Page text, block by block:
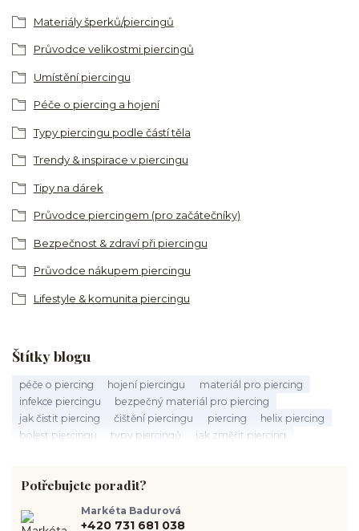
Materiály šperků/piercingů
Průvodce velikostmi piercingů
Umístění piercingu
Péče o piercing a hojení
Typy piercingu podle částí těla
Trendy & inspirace v piercingu
Tipy na dárek
Průvodce piercingem (pro začátečníky)
Bezpečnost & zdraví při piercingu
Průvodce nákupem piercingu
Lifestyle & komunita piercingu
Štítky blogu
péče o piercing hojení piercingu
materiál pro piercing
infekce piercingu
bezpečný materiál pro piercing
jak čistit piercing
čištění piercingu piercing
helix piercing
bolest piercingu
typy piercingů
jak změřit piercing
hygiena piercingu
tipy pro piercing
piercing ucha
chirurgická ocel 316L
Potřebujete poradit?
Markéta Badurová
+420 731 681 038